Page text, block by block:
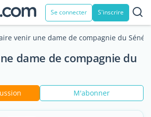
Se connecter S'inscrire
venir une dame de compagnie du
dame de compagnie du
M'abonner